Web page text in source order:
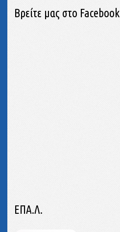
Βρείτε μας στο Facebook
ΕΠΑ.Λ.